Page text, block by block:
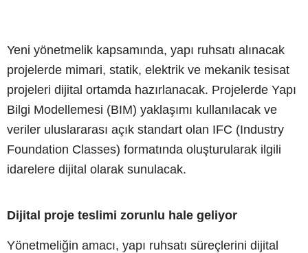
Yeni yönetmelik kapsamında, yapı ruhsatı alınacak
projelerde mimari, statik, elektrik ve mekanik tesisat
projeleri dijital ortamda hazırlanacak. Projelerde Yapı
Bilgi Modellemesi (BIM) yaklaşımı kullanılacak ve
veriler uluslararası açık standart olan IFC (Industry
Foundation Classes) formatında oluşturularak ilgili
idarelere dijital olarak sunulacak.
Dijital proje teslimi zorunlu hale geliyor
Yönetmeliğin amacı, yapı ruhsatı süreçlerini dijital